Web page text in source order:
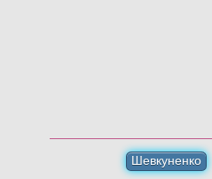
Шевкуненко